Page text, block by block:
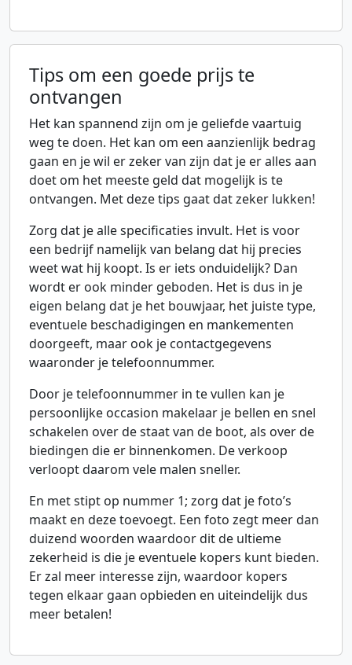
Tips om een goede prijs te
ontvangen
Het kan spannend zijn om je geliefde vaartuig
weg te doen. Het kan om een aanzienlijk bedrag
gaan en je wil er zeker van zijn dat je er alles aan
doet om het meeste geld dat mogelijk is te
ontvangen. Met deze tips gaat dat zeker lukken!
Zorg dat je alle specificaties invult. Het is voor
een bedrijf namelijk van belang dat hij precies
weet wat hij koopt. Is er iets onduidelijk? Dan
wordt er ook minder geboden. Het is dus in je
eigen belang dat je het bouwjaar, het juiste type,
eventuele beschadigingen en mankementen
doorgeeft, maar ook je contactgegevens
waaronder je telefoonnummer.
Door je telefoonnummer in te vullen kan je
persoonlijke occasion makelaar je bellen en snel
schakelen over de staat van de boot, als over de
biedingen die er binnenkomen. De verkoop
verloopt daarom vele malen sneller.
En met stipt op nummer 1; zorg dat je foto’s
maakt en deze toevoegt. Een foto zegt meer dan
duizend woorden waardoor dit de ultieme
zekerheid is die je eventuele kopers kunt bieden.
Er zal meer interesse zijn, waardoor kopers
tegen elkaar gaan opbieden en uiteindelijk dus
meer betalen!